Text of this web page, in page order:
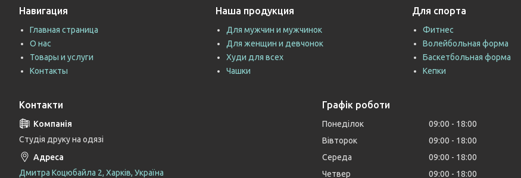
Навигация
Главная страница
О нас
Товары и услуги
Контакты
Наша продукция
Для мужчин и мужчинок
Для женщин и девчонок
Худи для всех
Чашки
Для спорта
Фитнес
Волейбольная форма
Баскетбольная форма
Кепки
Контакти
Студія друку на одязі
Дмитра Коцюбайла 2, Харків, Україна
Графік роботи
Понеділок 09:00
18:00
Вівторок
09:00
18:00
Середа
09:00
18:00
Четвер
09:00 18:00